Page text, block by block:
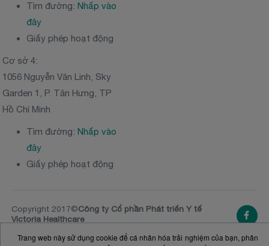
Tìm đường:Nhấp vào
đây
Giấy phép hoạt động
Cơ sở 4:
1056 Nguyễn Văn Linh, Sky
Garden 1, P. Tân Hưng, TP
Hồ Chí Minh
Tìm đường:Nhấp vào
đây
Giấy phép hoạt động
Copyright 2017©Công ty Cổ phần Phát triển Y tế
Victoria Healthcare
Vĩnh Tường- Tổng Giám đốc
Trang web này sử dụng cookie để cá nhân hóa trải nghiệm của bạn, phân